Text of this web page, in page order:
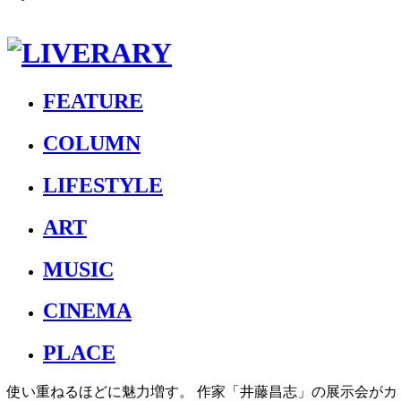
FEATURE
COLUMN
LIFESTYLE
ART
MUSIC
CINEMA
PLACE
使い重ねるほどに魅力増す。 作家「井藤昌志」の展示会が